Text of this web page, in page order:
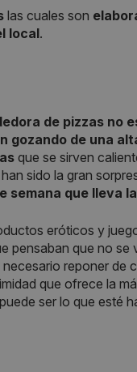
las cuales son
local.
de pizzas no
gozando de una
que se sirven
sido la gran
que lleva
eróticos y
que no se
reponer de
que ofrece la
ser lo que esté